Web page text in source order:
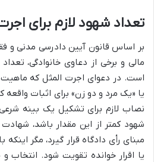
تعداد شهود لازم برای
بر اساس قانون آیین دادرسی مدنی و
مالی و برخی از دعاوی خانوادگی،
است. در دعوای اجرت المثل که ماهیت
یا «یک مرد و دو زن» برای اثبات
نصاب لازم برای تشکیل یک بینه
شهود کمتر از این مقدار باشد،
مبنای رأی دادگاه قرار گیرد، مگر
یا اقرار خوانده تقویت شود. انتخاب